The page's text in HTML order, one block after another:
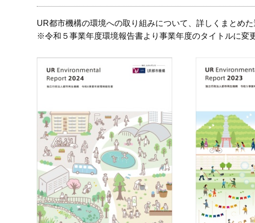
UR都市機構の環境への取り組みについて、詳しくまとめ
※令和５事業年度環境報告書より事業年度のタイトルに変